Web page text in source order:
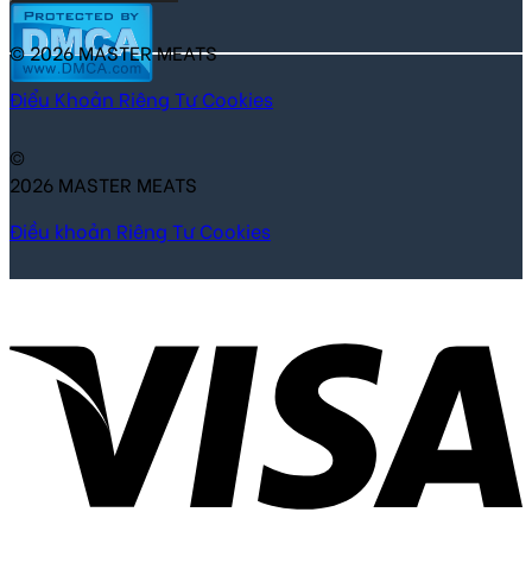
© 2026 MASTER MEATS
Điểu Khoản Riêng Tư Cookies
©
2026 MASTER MEATS
Điều khoản Riêng Tư Cookies